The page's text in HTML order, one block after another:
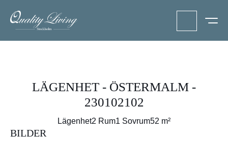
LÄGENHET - ÖSTERMALM -
230102102
Lägenhet2 Rum1 Sovrum52 m²
BILDER